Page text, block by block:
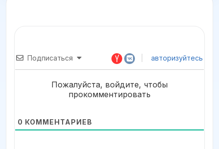
Подписаться авторизуйтесь
Пожалуйста, войдите, чтобы
прокомментировать
0 КОММЕНТАРИЕВ